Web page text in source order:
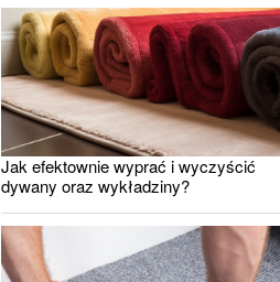
Jak efektownie wyprać i wyczyścić
dywany oraz wykładziny?